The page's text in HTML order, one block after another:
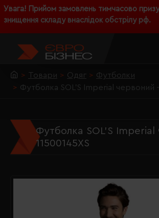
Увага! Прийом замовлень тимчасово
знищення складу внаслідок обстрілу рф.
Товари Одяг
Футболки
Футболка SOL'S Imperial червоний -
Футболка SOL'S
11500145XS